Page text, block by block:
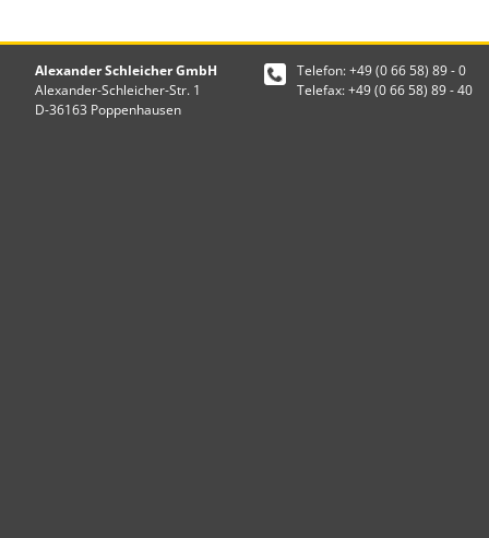
Alexander Schleicher GmbH
Alexander-Schleicher-Str. 1
D-36163 Poppenhausen
Telefon: +49 (0 66 58) 89 - 0
Telefax: +49 (0 66 58) 89 - 40